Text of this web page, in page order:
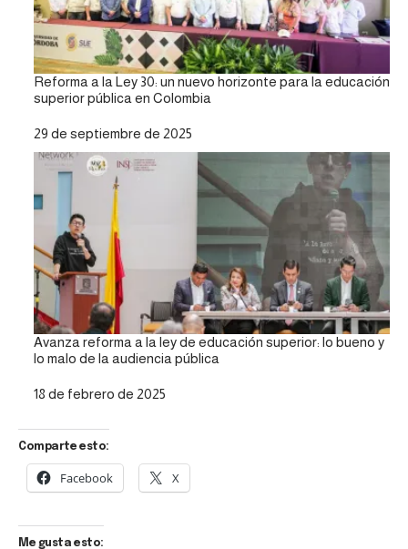
Reforma a la Ley 30: un nuevo horizonte para la educación
superior pública en Colombia
Fecha
29 de septiembre de 2025
Avanza reforma a la ley de educación superior: lo bueno y
lo malo de la audiencia pública
Fecha
18 de febrero de 2025
Comparte esto:
Facebook X
Me gusta esto: